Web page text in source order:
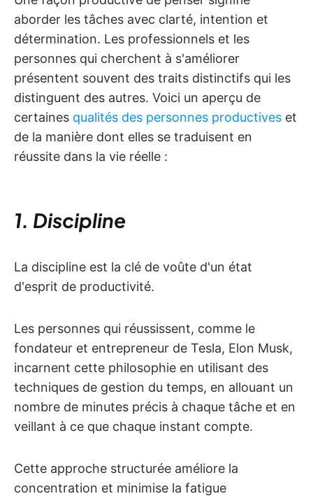
aborder les tâches avec clarté, intention et
détermination. Les professionnels et les
personnes qui cherchent à s'améliorer
présentent souvent des traits distinctifs qui les
distinguent des autres. Voici un aperçu de
certaines qualités des personnes productives et
de la manière dont elles se traduisent en
réussite dans la vie réelle :
1. Discipline
La discipline est la clé de voûte d'un état
d'esprit de productivité.
Les personnes qui réussissent, comme le
fondateur et entrepreneur de Tesla, Elon Musk,
incarnent cette philosophie en utilisant des
techniques de gestion du temps, en allouant un
nombre de minutes précis à chaque tâche et en
veillant à ce que chaque instant compte.
Cette approche structurée améliore la
concentration et minimise la fatigue